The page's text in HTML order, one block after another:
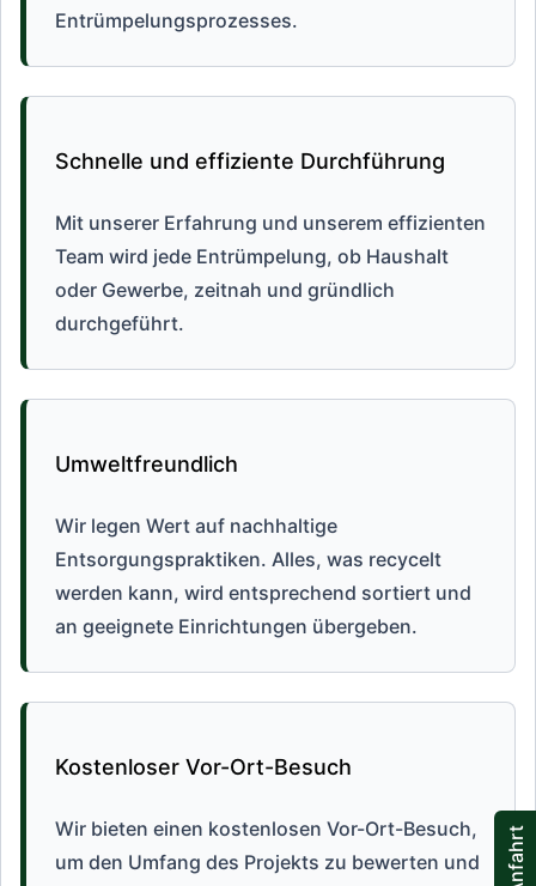
Entrümpelungsprozesses.
Schnelle und effiziente Durchführung
Mit unserer Erfahrung und unserem effizienten
Team wird jede Entrümpelung, ob Haushalt
oder Gewerbe, zeitnah und gründlich
durchgeführt.
Umweltfreundlich
Wir legen Wert auf nachhaltige
Entsorgungspraktiken. Alles, was recycelt
werden kann, wird entsprechend sortiert und
an geeignete Einrichtungen übergeben.
Kostenloser Vor-Ort-Besuch
Wir bieten einen kostenlosen Vor-Ort-Besuch,
um den Umfang des Projekts zu bewerten und